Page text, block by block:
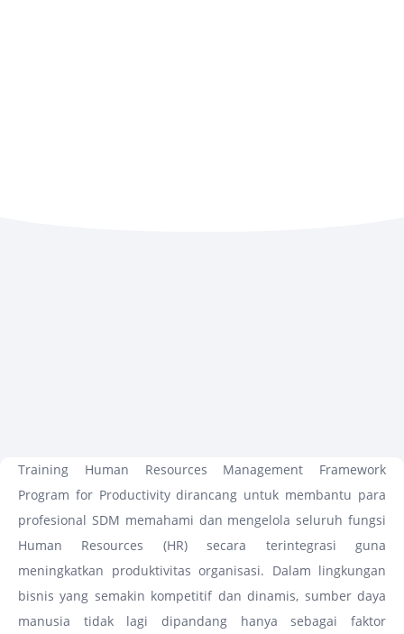
Training Human Resources Management Framework
Program for Productivity dirancang untuk membantu para
profesional SDM memahami dan mengelola seluruh fungsi
Human Resources (HR) secara terintegrasi guna
meningkatkan produktivitas organisasi. Dalam lingkungan
bisnis yang semakin kompetitif dan dinamis, sumber daya
manusia tidak lagi dipandang hanya sebagai faktor